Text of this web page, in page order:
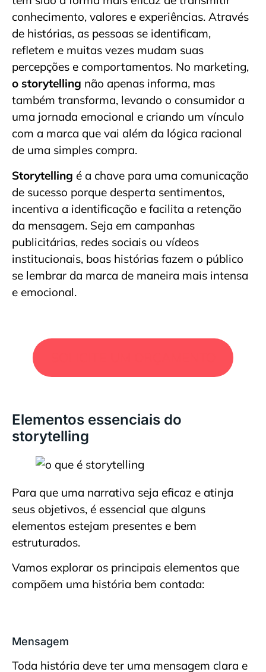
conhecimento, valores e experiências. Através
de histórias, as pessoas se identificam,
refletem e muitas vezes mudam suas
percepções e comportamentos. No marketing,
o storytelling não apenas informa, mas
também transforma, levando o consumidor a
uma jornada emocional e criando um vínculo
com a marca que vai além da lógica racional
de uma simples compra.
Storytelling é a chave para uma comunicação
de sucesso porque desperta sentimentos,
incentiva a identificação e facilita a retenção
da mensagem. Seja em campanhas
publicitárias, redes sociais ou vídeos
institucionais, boas histórias fazem o público
se lembrar da marca de maneira mais intensa
e emocional.
Elementos essenciais do
storytelling
Para que uma narrativa seja eficaz e atinja
seus objetivos, é essencial que alguns
elementos estejam presentes e bem
estruturados.
Vamos explorar os principais elementos que
compõem uma história bem contada:
Mensagem
Toda história deve ter uma mensagem clara e